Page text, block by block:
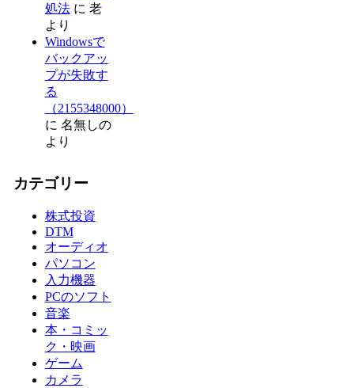
処法に 老
より
Windowsで
バックアッ
プが失敗す
る
（2155348000）
に 名無しの
より
カテゴリー
株式投資
DTM
オーディオ
パソコン
入力機器
PCのソフト
音楽
本・コミッ
ク・映画
ゲーム
カメラ